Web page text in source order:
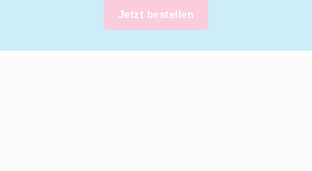
Jetzt bestellen